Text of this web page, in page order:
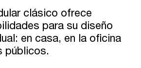
clásico ofrece
para su diseño
en casa, en la oficina
públicos.